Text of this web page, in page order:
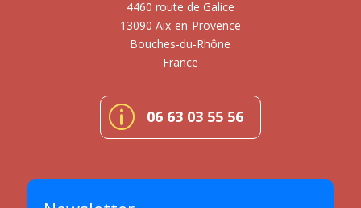
4460 route de Galice
13090 Aix-en-Provence
Bouches-du-Rhône
France
p 06 63 03 55 56